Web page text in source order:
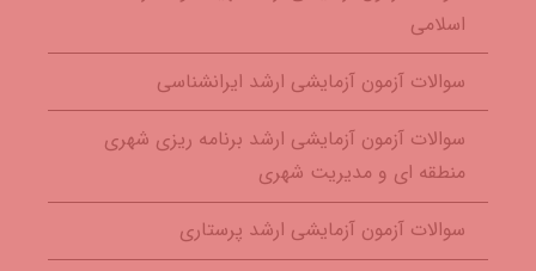
اسلامی
سوالات آزمون آزمایشی ارشد ایرانشناسی
سوالات آزمون آزمایشی ارشد برنامه ریزی شهری
منطقه ای و مدیریت شهری
سوالات آزمون آزمایشی ارشد پرستاری